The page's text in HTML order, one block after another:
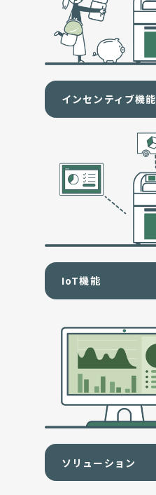
インセンティブ機能
IoT機能
ソリューション